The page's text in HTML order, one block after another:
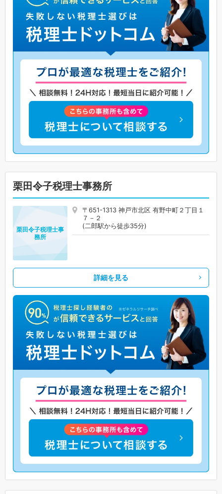
栗田令子税理士事務所
〒651-1313 神戸市北区 有野中町２丁目１
７－２
(二郎駅から徒歩35分)
栗田令子税理士事
務所
詳細を見る